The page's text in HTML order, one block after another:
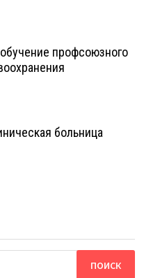
профсоюзного
больница